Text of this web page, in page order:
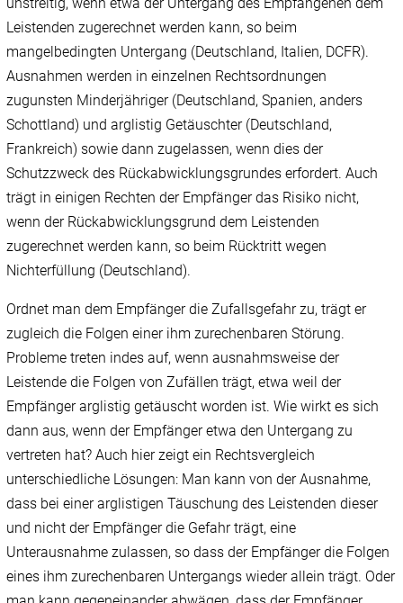
unstreitig, wenn etwa der Untergang des Empfangenen dem
Leistenden zugerechnet werden kann, so beim
mangelbedingten Untergang (Deutschland, Italien, DCFR).
Ausnahmen werden in einzelnen Rechtsordnungen
zugunsten Minderjähriger (Deutschland, Spanien, anders
Schottland) und arglistig Getäuschter (Deutschland,
Frankreich) sowie dann zugelassen, wenn dies der
Schutzzweck des Rückabwicklungsgrundes erfordert. Auch
trägt in einigen Rechten der Empfänger das Risiko nicht,
wenn der Rückabwicklungsgrund dem Leistenden
zugerechnet werden kann, so beim Rücktritt wegen
Nichterfüllung (Deutschland).
Ordnet man dem Empfänger die Zufallsgefahr zu, trägt er
zugleich die Folgen einer ihm zurechenbaren Störung.
Probleme treten indes auf, wenn ausnahmsweise der
Leistende die Folgen von Zufällen trägt, etwa weil der
Empfänger arglistig getäuscht worden ist. Wie wirkt es sich
dann aus, wenn der Empfänger etwa den Untergang zu
vertreten hat? Auch hier zeigt ein Rechtsvergleich
unterschiedliche Lösungen: Man kann von der Ausnahme,
dass bei einer arglistigen Täuschung des Leistenden dieser
und nicht der Empfänger die Gefahr trägt, eine
Unterausnahme zulassen, so dass der Empfänger die Folgen
eines ihm zurechenbaren Untergangs wieder allein trägt. Oder